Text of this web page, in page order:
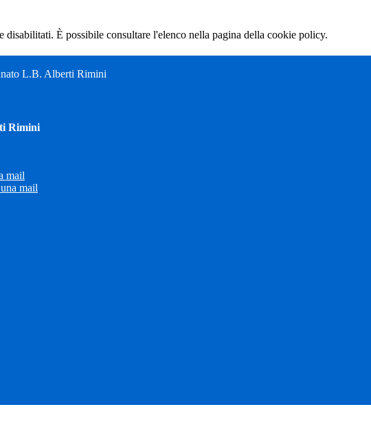
disabilitati. È possibile consultare l'elenco nella pagina della cookie policy.
L.B. Alberti Rimini
Rimini
mail
mail